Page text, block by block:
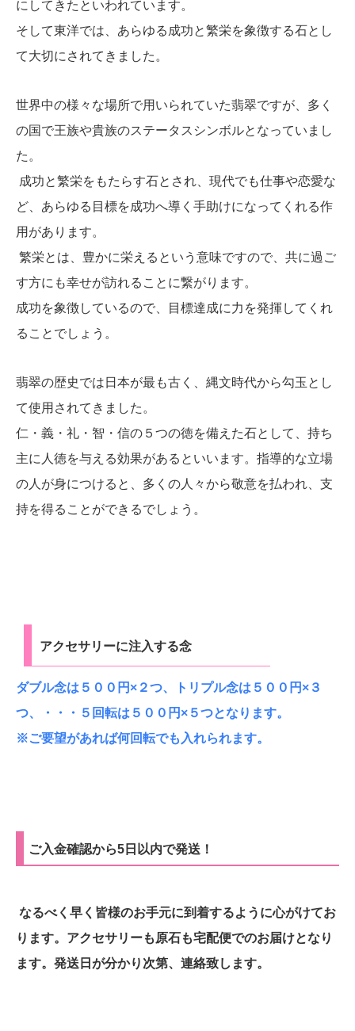
にしてきたといわれています。
そして東洋では、あらゆる成功と繁栄を象徴する石とし
て大切にされてきました。
世界中の様々な場所で用いられていた翡翠ですが、多く
の国で王族や貴族のステータスシンボルとなっていまし
た。
成功と繁栄をもたらす石とされ、現代でも仕事や恋愛な
ど、あらゆる目標を成功へ導く手助けになってくれる作
用があります。
繁栄とは、豊かに栄えるという意味ですので、共に過ご
す方にも幸せが訪れることに繋がります。
成功を象徴しているので、目標達成に力を発揮してくれ
ることでしょう。
翡翠の歴史では日本が最も古く、縄文時代から勾玉とし
て使用されてきました。
仁・義・礼・智・信の５つの徳を備えた石として、持ち
主に人徳を与える効果があるといいます。指導的な立場
の人が身につけると、多くの人々から敬意を払われ、支
持を得ることができるでしょう。
アクセサリーに注入する念
ダブル念は５００円×２つ、トリプル念は５００円×３
つ、・・・５回転は５００円×５つとなります。
※ご要望があれば何回転でも入れられます。
ご入金確認から5日以内で発送！
なるべく早く皆様のお手元に到着するように心がけてお
ります。アクセサリーも原石も宅配便でのお届けとなり
ます。発送日が分かり次第、連絡致します。